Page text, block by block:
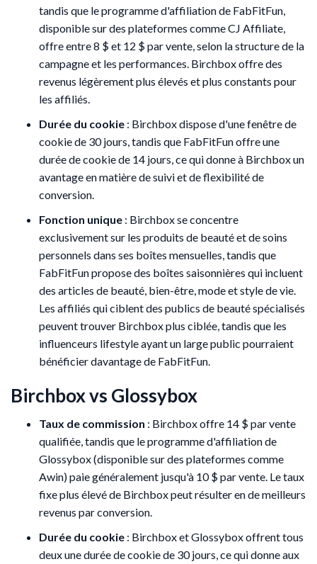
tandis que le programme d'affiliation de FabFitFun,
disponible sur des plateformes comme CJ Affiliate,
offre entre 8 $ et 12 $ par vente, selon la structure de la
campagne et les performances. Birchbox offre des
revenus légèrement plus élevés et plus constants pour
les affiliés.
Durée du cookie : Birchbox dispose d'une fenêtre de
cookie de 30 jours, tandis que FabFitFun offre une
durée de cookie de 14 jours, ce qui donne à Birchbox un
avantage en matière de suivi et de flexibilité de
conversion.
Fonction unique : Birchbox se concentre
exclusivement sur les produits de beauté et de soins
personnels dans ses boîtes mensuelles, tandis que
FabFitFun propose des boîtes saisonnières qui incluent
des articles de beauté, bien-être, mode et style de vie.
Les affiliés qui ciblent des publics de beauté spécialisés
peuvent trouver Birchbox plus ciblée, tandis que les
influenceurs lifestyle ayant un large public pourraient
bénéficier davantage de FabFitFun.
Birchbox vs Glossybox
Taux de commission : Birchbox offre 14 $ par vente
qualifiée, tandis que le programme d'affiliation de
Glossybox (disponible sur des plateformes comme
Awin) paie généralement jusqu'à 10 $ par vente. Le taux
fixe plus élevé de Birchbox peut résulter en de meilleurs
revenus par conversion.
Durée du cookie : Birchbox et Glossybox offrent tous
deux une durée de cookie de 30 jours, ce qui donne aux